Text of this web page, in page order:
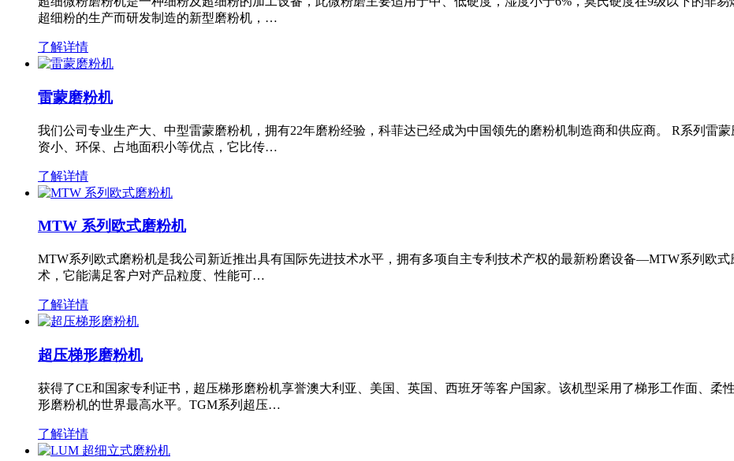
超细粉的生产而研发制造的新型磨粉机，…
了解详情
雷蒙磨粉机
我们公司专业生产大、中型雷蒙磨粉机，拥有22年磨粉经验，科菲达已经成为中国领先的磨粉机制造商和供应商。 R系列雷
资小、环保、占地面积小等优点，它比传…
了解详情
MTW 系列欧式磨粉机
MTW系列欧式磨粉机是我公司新近推出具有国际先进技术水平，拥有多项自主专利技术产权的最新粉磨设备—MTW系列欧
术，它能满足客户对产品粒度、性能可…
了解详情
超压梯形磨粉机
获得了CE和国家专利证书，超压梯形磨粉机享誉澳大利亚、美国、英国、西班牙等客户国家。该机型采用了梯形工作面、柔
形磨粉机的世界最高水平。TGM系列超压…
了解详情